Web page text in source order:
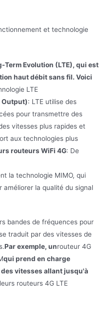
et technologie
Evolution (LTE), qui est
haut débit sans fil. Voici
LTE
Output): LTE utilise des
pour transmettre des
vitesses plus rapides et
aux technologies plus
routeurs WiFi 4G: De
la technologie MIMO, qui
améliorer la qualité du signal
bandes de fréquences pour
traduit par des vitesses de
Par exemple, unrouteur 4G
qui prend en charge
vitesses allant jusqu'à
routeurs 4G LTE